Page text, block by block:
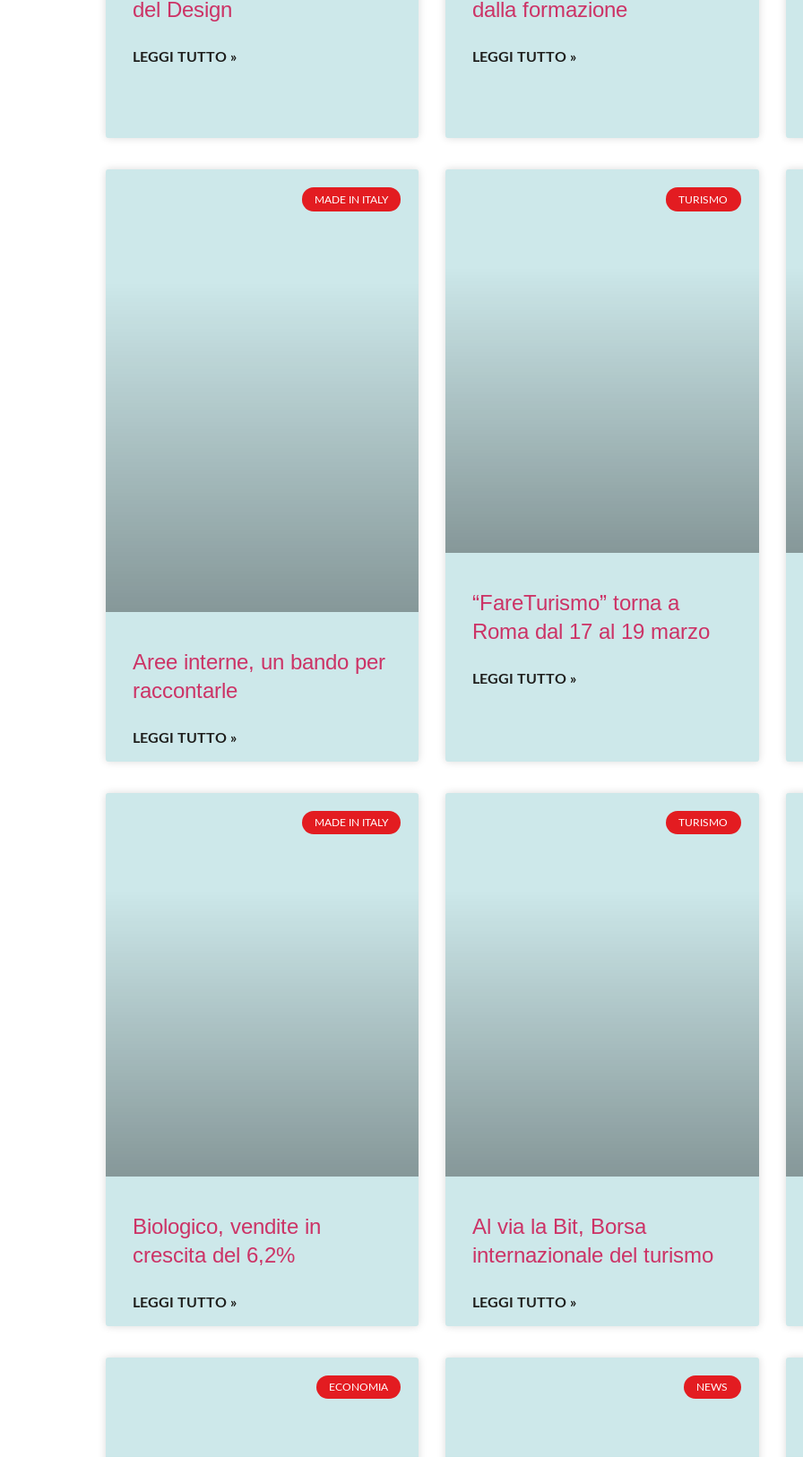
del Design
LEGGI TUTTO »
dalla formazione
LEGGI TUTTO »
MADE IN ITALY
Aree interne, un bando per
raccontarle
LEGGI TUTTO »
TURISMO
“FareTurismo” torna a
Roma dal 17 al 19 marzo
LEGGI TUTTO »
MADE IN ITALY
Biologico, vendite in
crescita del 6,2%
LEGGI TUTTO »
TURISMO
Al via la Bit, Borsa
internazionale del turismo
LEGGI TUTTO »
ECONOMIA NEWS